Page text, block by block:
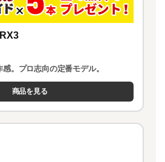
。プロ志向の定番モデル。
商品を見る